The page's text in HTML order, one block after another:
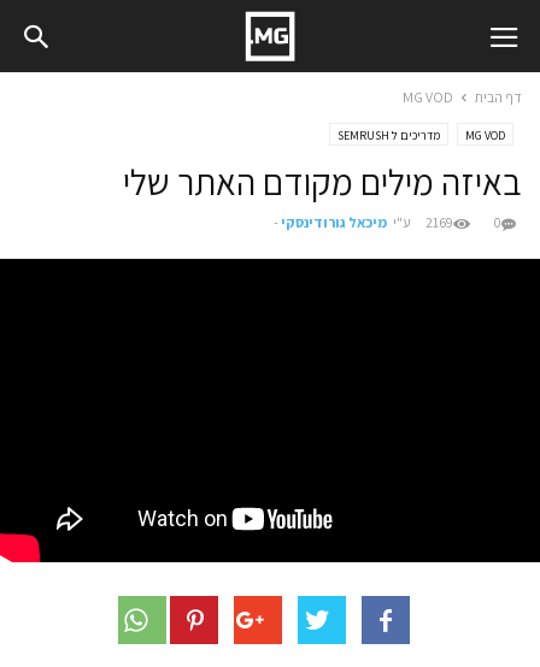
דף הבית MG VOD
MG VOD מדריכים ל SEMRUSH
באיזה מילים מקודם האתר שלי
ע"י מיכאל גורודינסקי - 0
2169